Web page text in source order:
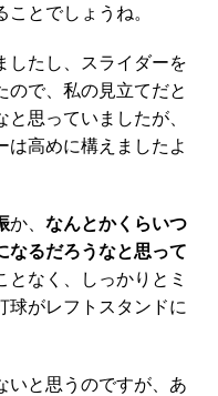
とでしょうね。
したし、スライダーを
ので、私の見立てだと
思っていましたが、
は高めに構えましたよ
か、 なんとかくらいつ
なるだろうなと思って
なく、しっかりとミ
球がレフトスタンドに
いと思うのですが、あ